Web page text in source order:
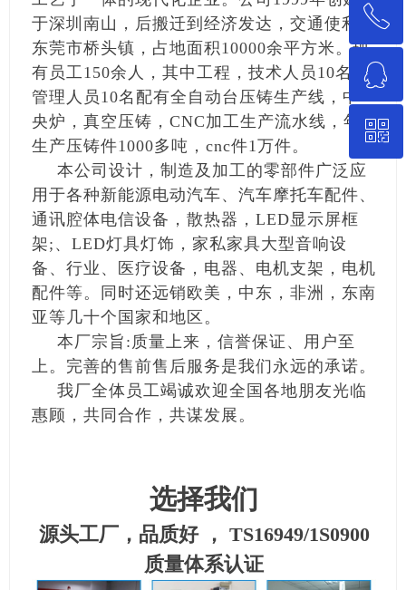
于深圳南山，后搬迁到经济发达，交通使利的
东莞市桥头镇，占地面积10000余平方米。现
有员工150余人，其中工程，技术人员10名，
管理人员10名配有全自动台压铸生产线，中
央炉，真空压铸，CNC加工生产流水线，年
生产压铸件1000多吨，cnc件1万件。
本公司设计，制造及加工的零部件广泛应
用于各种新能源电动汽车、汽车摩托车配件、
通讯腔体电信设备，散热器，LED显示屏框
架;、LED灯具灯饰，家私家具大型音响设
备、行业、医疗设备，电器、电机支架，电机
配件等。同时还远销欧美，中东，非洲，东南
亚等几十个国家和地区。
本厂宗旨:质量上来，信誉保证、用户至
上。完善的售前售后服务是我们永远的承诺。
我厂全体员工竭诚欢迎全国各地朋友光临
惠顾，共同合作，共谋发展。
选择我们
源头工厂，品质好 ， TS16949/1S0900
质量体系认证
回到顶部
ꂅ
13662240789
ꁗ
QQ客服
ꀥ